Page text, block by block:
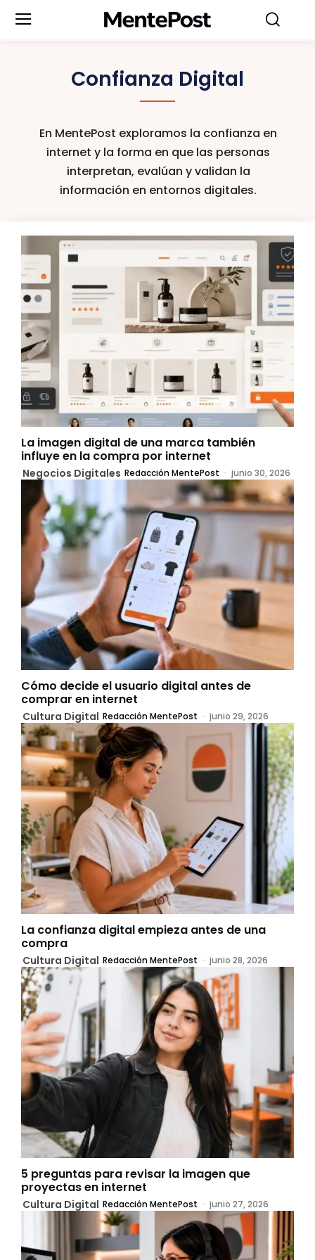
Confianza Digital
En MentePost exploramos la confianza en
internet y la forma en que las personas
interpretan, evalúan y validan la
información en entornos digitales.
La imagen digital de una marca también
influye en la compra por internet
Negocios Digitales Redacción MentePost - junio 30, 2026
Cómo decide el usuario digital antes de
comprar en internet
Cultura Digital Redacción MentePost - junio 29, 2026
La confianza digital empieza antes de una
compra
Cultura Digital Redacción MentePost - junio 28, 2026
5 preguntas para revisar la imagen que
proyectas en internet
Cultura Digital Redacción MentePost - junio 27, 2026